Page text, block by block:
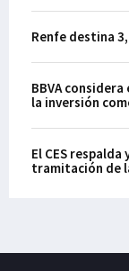
Renfe destina
BBVA
la inversión
El CES
tramitación de